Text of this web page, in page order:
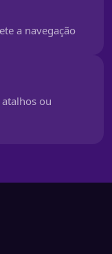
a navegação
ou